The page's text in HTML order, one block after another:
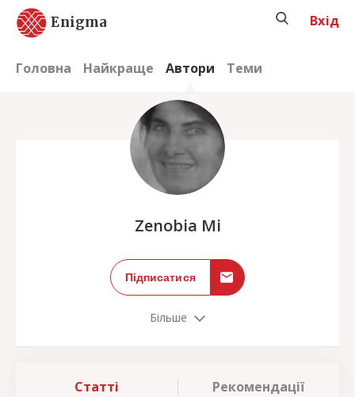
Enigma
Головна Найкраще Автори Теми
Вхід
Zenobia Mi
Підписатися
Більше
Статті Рекомендації